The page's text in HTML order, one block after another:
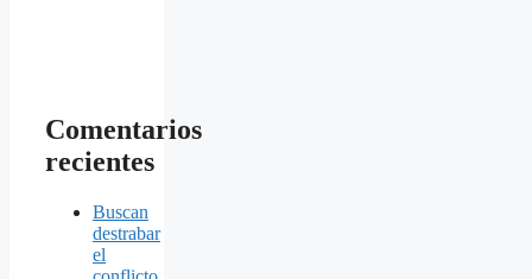
Comentarios
recientes
Buscan
destrabar
el